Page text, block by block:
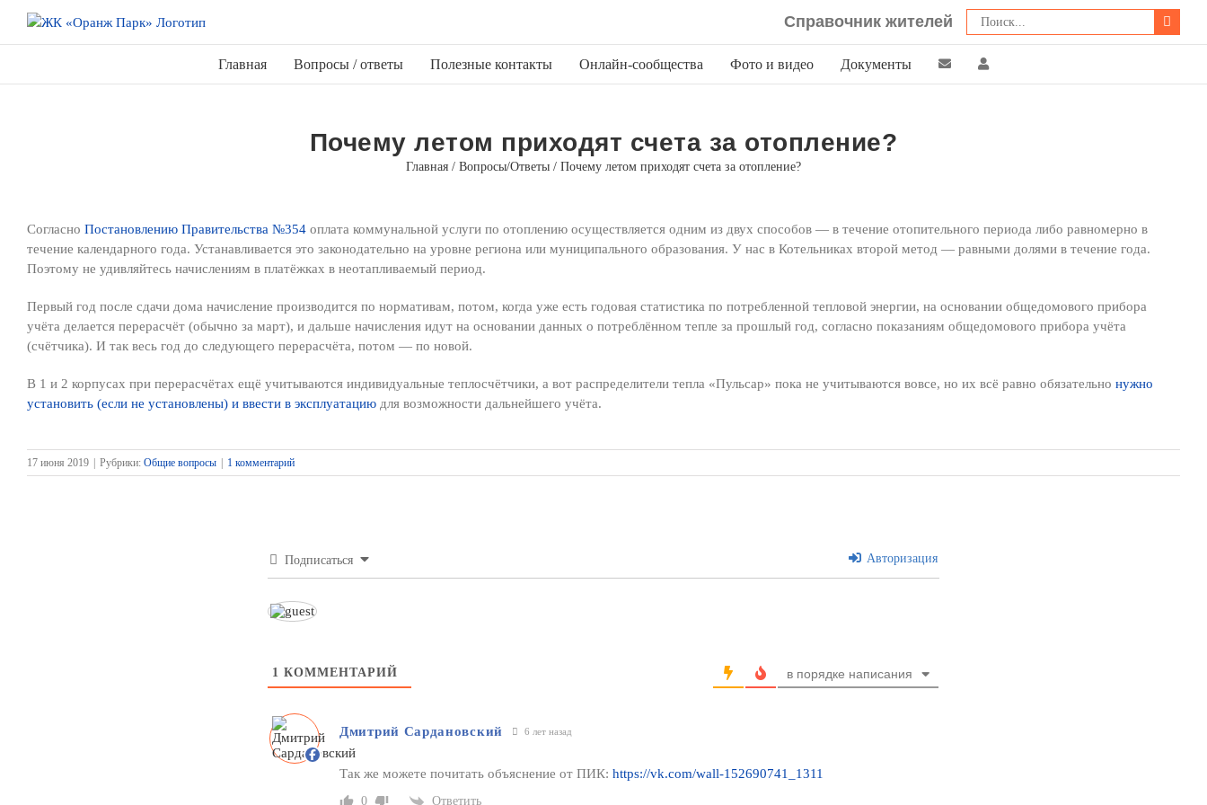
содержимому
Справочник жителей Поиск:
Главная Вопросы / ответы Полезные контакты Онлайн-сообщества Фото и видео Документы
Почему летом приходят счета за отопление?
Главная / Вопросы/Ответы / Почему летом приходят счета за отопление?
Согласно Постановлению Правительства №354 оплата коммунальной услуги по отоплению осуществляется одним из двух способов — в течение отопительного периода либо равномерно в
течение календарного года. Устанавливается это законодательно на уровне региона или муниципального образования. У нас в Котельниках второй метод — равными долями в течение года.
Поэтому не удивляйтесь начислениям в платёжках в неотапливаемый период.
Первый год после сдачи дома начисление производится по нормативам, потом, когда уже есть годовая статистика по потребленной тепловой энергии, на основании общедомового прибора
учёта делается перерасчёт (обычно за март), и дальше начисления идут на основании данных о потреблённом тепле за прошлый год, согласно показаниям общедомового прибора учёта
(счётчика). И так весь год до следующего перерасчёта, потом — по новой.
В 1 и 2 корпусах при перерасчётах ещё учитываются индивидуальные теплосчётчики, а вот распределители тепла «Пульсар» пока не учитываются вовсе, но их всё равно обязательно нужно
установить (если не установлены) и ввести в эксплуатацию для возможности дальнейшего учёта.
17 июня 2019 Рубрики: Общие вопросы 1 комментарий
Подписаться Авторизация
1 КОММЕНТАРИЙ в порядке написания
Дмитрий Сардановский 6 лет назад
Так же можете почитать объяснение от ПИК: https://vk.com/wall-152690741_1311
0 Ответить